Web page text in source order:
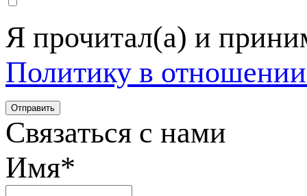
Я прочитал(а) и
Политику в
Связаться с нами
Имя*